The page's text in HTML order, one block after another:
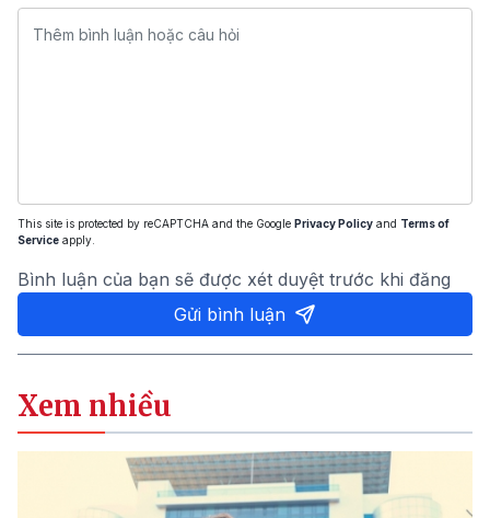
This site is protected by reCAPTCHA and the Google Privacy Policy and Terms of
Service apply.
Bình luận của bạn sẽ được xét duyệt trước khi đăng
Gửi bình luận
Xem nhiều